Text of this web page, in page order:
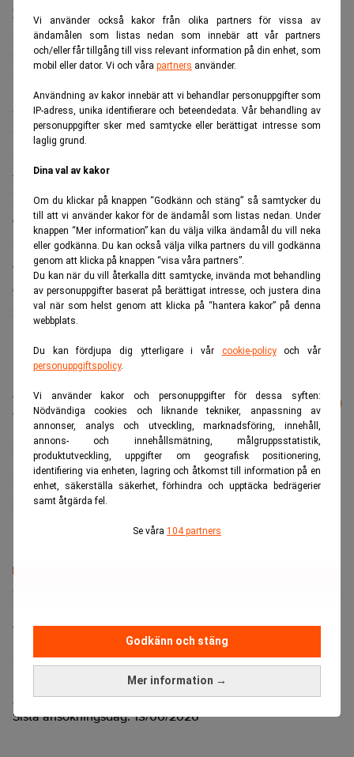
Vi använder också kakor från olika partners för vissa av
ändamålen som listas nedan som innebär att vår partners
och/eller får tillgång till viss relevant information på din enhet, som
mobil eller dator. Vi och våra partners använder.
Användning av kakor innebär att vi behandlar personuppgifter som
IP-adress, unika identifierare och beteendedata. Vår behandling av
personuppgifter sker med samtycke eller berättigat intresse som
laglig grund.
Dina val av kakor
Om du klickar på knappen “Godkänn och stäng” så samtycker du
till att vi använder kakor för de ändamål som listas nedan. Under
knappen “Mer information” kan du välja vilka ändamål du vill neka
eller godkänna. Du kan också välja vilka partners du vill godkänna
genom att klicka på knappen “visa våra partners”.
Du kan när du vill återkalla ditt samtycke, invända mot behandling
av personuppgifter baserat på berättigat intresse, och justera dina
val när som helst genom att klicka på “hantera kakor” på denna
webbplats.
Du kan fördjupa dig ytterligare i vår cookie-policyoch vår
personuppgiftspolicy.
Vi använder kakor och personuppgifter för dessa syften:
Nödvändiga cookies och liknande tekniker, anpassning av
annonser, analys och utveckling, marknadsföring, innehåll,
annons- och innehållsmätning, målgruppsstatistik,
produktutveckling, uppgifter om geografisk positionering,
identifiering via enheten, lagring och åtkomst till information på en
enhet, säkerställa säkerhet, förhindra och upptäcka bedrägerier
samt åtgärda fel.
Se våra 104 partners
Mer information →
Godkänn och stäng
Zhejiang Geely Holding Group är ett privatägt kinesiskt
familjeföretag som är dominerande ägare till den
kinesiska fordonstillverkaren Geely Automobile och till
Volvo Personvagnar. Zhejiang Geely Holding Groups
grundare Li Shufu äger 90 procent och hans son Li
Xingxing 10 procent.
Ambitionerna för hotellet är stora.
– Fastighetsägaren var väldigt tydliga med att de sökte en
hotelloperatör som skulle ha kunskapen och kraften att
etablera en restaurangverksamhet i huset som skulle hålla
internationellt hög nivå. Vi har antagit den utmaningen
och kommer när hotellet öppnar nästa år kunna ge stan
dess absolut bästa och mest autentiska kinesiska a la carte
restaurang, säger Stordalen.
Läs mer från Realtid - vårt nyhetsbrev
är kostnadsfritt:
Prenumerera
Geely Nordic Choice Hotels Petter Stordalen
Realtid.se
Senaste lediga jobben
Bolagsjurist till Eltel AB
Bromma, Stockholm
Sista ansökningsdag:21/08/2026
Medarbetare inom Intern styrning och kontroll till Alecta
Sista ansökningsdag:13/06/2026